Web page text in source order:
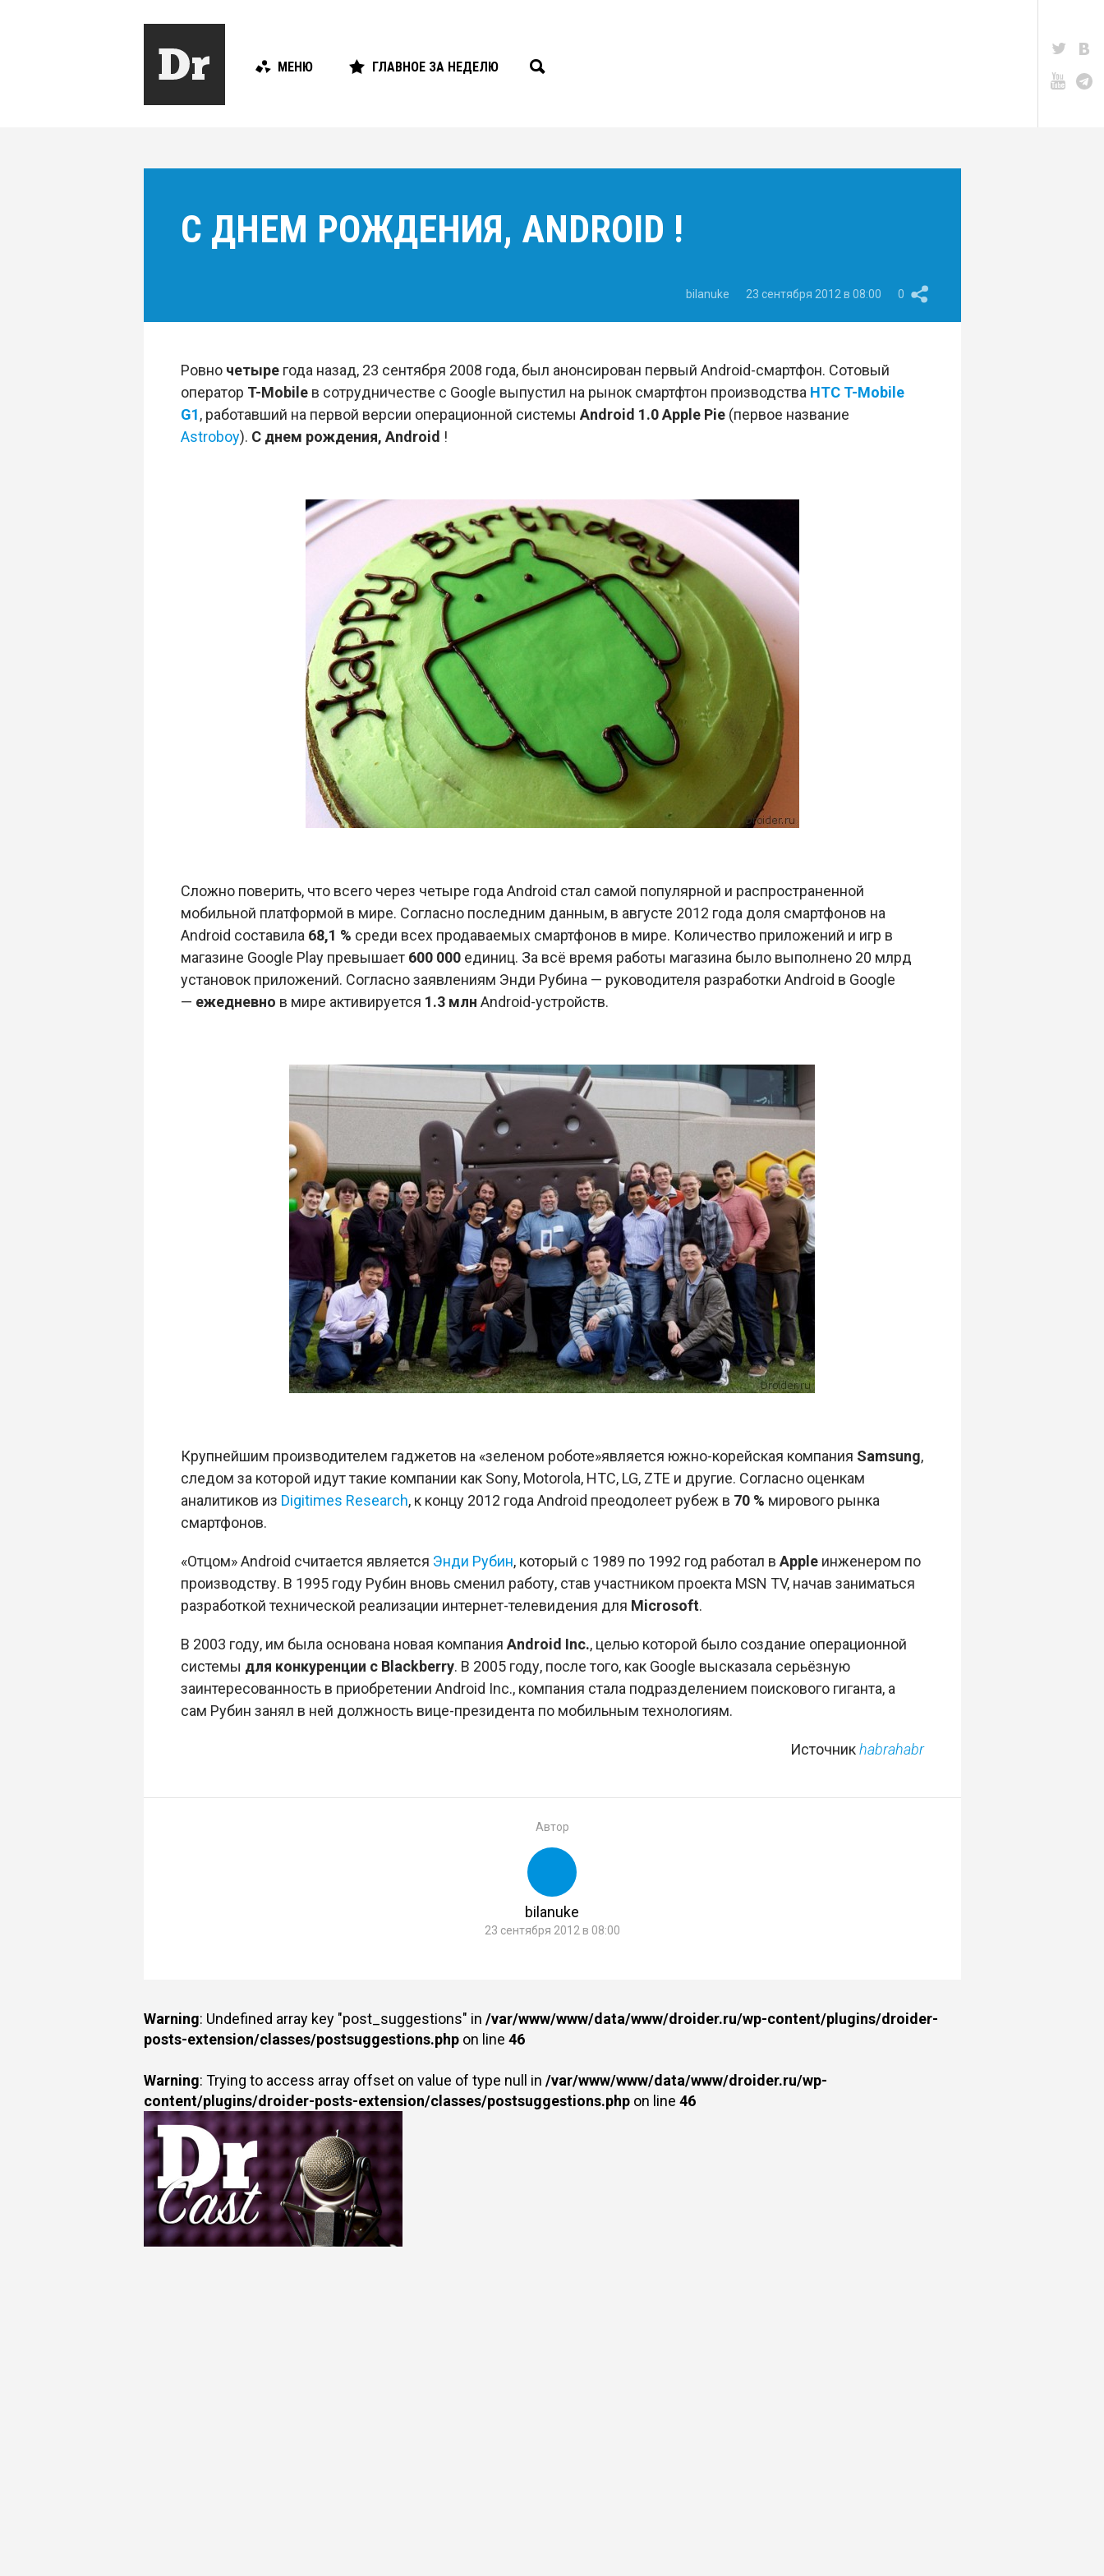
МЕНЮ ГЛАВНОЕ ЗА НЕДЕЛЮ
С ДНЕМ РОЖДЕНИЯ, ANDROID !
bilanuke 23 сентября 2012 в 08:00 0
Ровно четырегода назад, 23 сентября 2008 года, был анонсирован первый Android-смартфон. Сотовый
оператор T-Mobileв сотрудничестве с Google выпустил на рынок смартфтон производства HTC T-Mobile
G1, работавший на первой версии операционной системы Android 1.0 Apple Pie (первое название
Astroboy). С днем рождения, Android !
Cложно поверить, что всего через четыре года Android стал самой популярной и распространенной
мобильной платформой в мире. Согласно последним данным, в августе 2012 года доля смартфонов на
Android составила 68,1 % среди всех продаваемых смартфонов в мире. Количество приложений и игр в
магазине Google Play превышает 600 000единиц. За всё время работы магазина было выполнено 20 млрд
установок приложений. Согласно заявлениям Энди Рубина — руководителя разработки Android в Google
— ежедневно в мире активируется 1.3 млн Android-устройств.
Крупнейшим производителем гаджетов на «зеленом роботе»является южно-корейская компания Samsung,
следом за которой идут такие компании как Sony, Motorola, HTC, LG, ZTE и другие. Согласно оценкам
аналитиков из Digitimes Research, к концу 2012 года Android преодолеет рубеж в 70 % мирового рынка
смартфонов.
«Отцом» Android считается является Энди Рубин, который с 1989 по 1992 год работал в Appleинженером по
производству. В 1995 году Рубин вновь сменил работу, став участником проекта MSN TV, начав заниматься
разработкой технической реализации интернет-телевидения для Microsoft.
В 2003 году, им была основана новая компания Android Inc., целью которой было создание операционной
системы для конкуренции с Blackberry. В 2005 году, после того, как Google высказала серьёзную
заинтересованность в приобретении Android Inc., компания стала подразделением поискового гиганта, а
сам Рубин занял в ней должность вице-президента по мобильным технологиям.
Источникhabrahabr
Автор
bilanuke
23 сентября 2012 в 08:00
Warning: Undefined array key "post_suggestions" in /var/www/www/data/www/droider.ru/wp-content/plugins/droider-
posts-extension/classes/postsuggestions.phpon line 46
Warning: Trying to access array offset on value of type null in /var/www/www/data/www/droider.ru/wp-
content/plugins/droider-posts-extension/classes/postsuggestions.phpon line 46